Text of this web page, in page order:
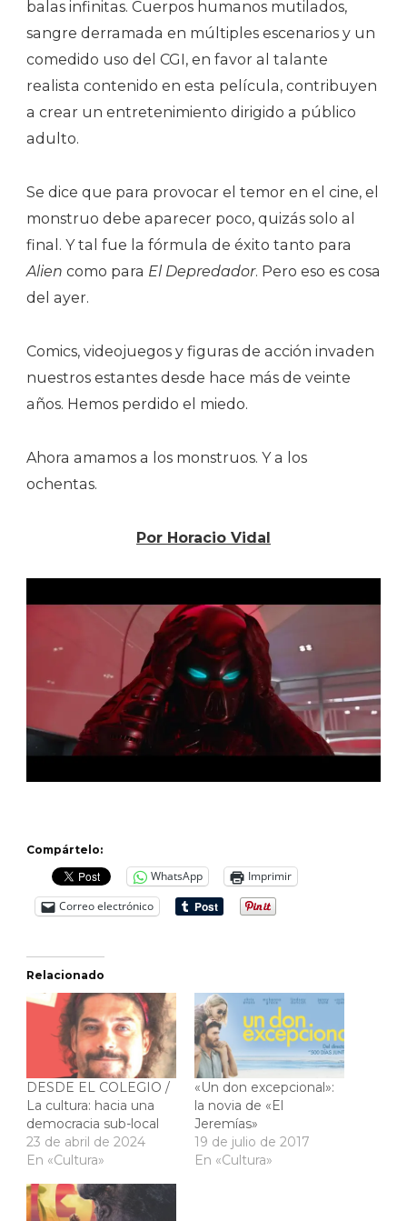
balas infinitas. Cuerpos humanos mutilados,
sangre derramada en múltiples escenarios y un
comedido uso del CGI, en favor al talante
realista contenido en esta película, contribuyen
a crear un entretenimiento dirigido a público
adulto.
Se dice que para provocar el temor en el cine, el
monstruo debe aparecer poco, quizás solo al
final. Y tal fue la fórmula de éxito tanto para
Alien como para El Depredador. Pero eso es cosa
del ayer.
Comics, videojuegos y figuras de acción invaden
nuestros estantes desde hace más de veinte
años. Hemos perdido el miedo.
Ahora amamos a los monstruos. Y a los
ochentas.
Por Horacio Vidal
Compártelo:
WhatsApp
Imprimir
Correo electrónico
Relacionado
DESDE EL COLEGIO /
La cultura: hacia una
democracia sub-local
23 de abril de 2024
En «Cultura»
«Un don excepcional»:
la novia de «El
Jeremías»
19 de julio de 2017
En «Cultura»